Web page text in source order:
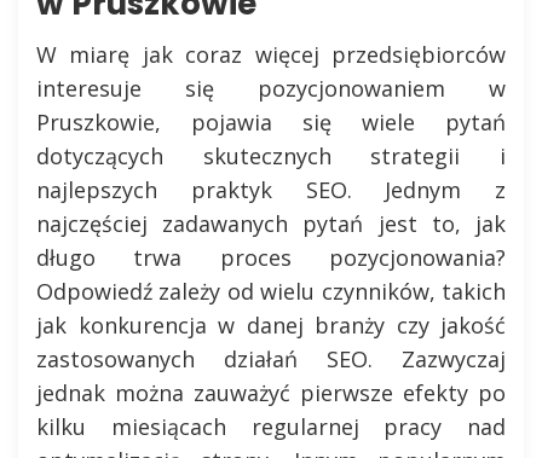
W miarę jak coraz więcej przedsiębiorców
interesuje się pozycjonowaniem w
Pruszkowie, pojawia się wiele pytań
dotyczących skutecznych strategii i
najlepszych praktyk SEO. Jednym z
najczęściej zadawanych pytań jest to, jak
długo trwa proces pozycjonowania?
Odpowiedź zależy od wielu czynników, takich
jak konkurencja w danej branży czy jakość
zastosowanych działań SEO. Zazwyczaj
jednak można zauważyć pierwsze efekty po
kilku miesiącach regularnej pracy nad